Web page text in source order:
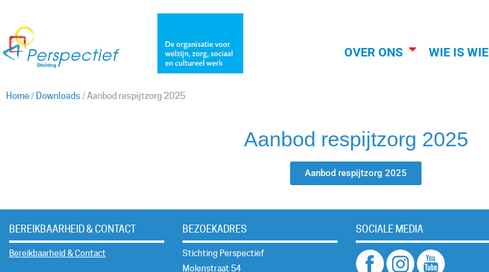
OVER ONS WIE IS WIE
Home / Downloads /Aanbod respijtzorg 2025
Aanbod respijtzorg 2025
Aanbod respijtzorg 2025
BEREIKBAARHEID & CONTACT
Bereikbaarheid & Contact
BEZOEKADRES
Stichting Perspectief
Molenstraat 54
SOCIALE MEDIA